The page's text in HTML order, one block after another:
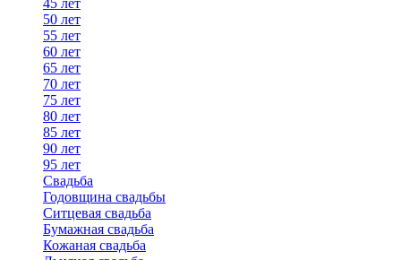
45 лет
50 лет
55 лет
60 лет
65 лет
70 лет
75 лет
80 лет
85 лет
90 лет
95 лет
Свадьба
Годовщина свадьбы
Ситцевая свадьба
Бумажная свадьба
Кожаная свадьба